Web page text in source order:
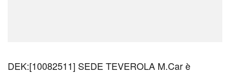
DEK:[10082511] SEDE TEVEROLA M.Car è